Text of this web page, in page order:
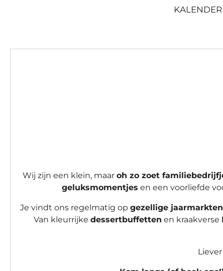
KALENDER
Wij zijn een klein, maar oh zo zoet
geluksmomentjes en een voorliefde
Je vindt ons regelmatig op gezellige jaarmarkten
Van kleurrijke dessertbuffetten en kraakverse